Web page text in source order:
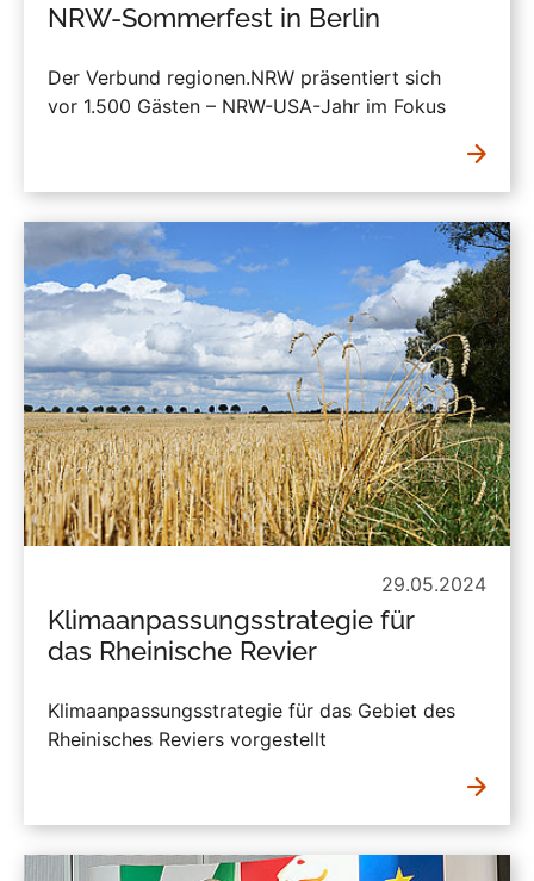
NRW-Sommerfest in Berlin
Der Verbund regionen.NRW präsentiert sich
vor 1.500 Gästen – NRW-USA-Jahr im Fokus
29.05.2024
Klimaanpassungsstrategie für
das Rheinische Revier
Klimaanpassungsstrategie für das Gebiet des
Rheinisches Reviers vorgestellt